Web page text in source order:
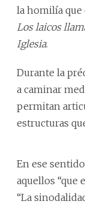
la homilía que
Los laicos
Iglesia.
Durante la
a caminar
permitan
estructuras
En ese
aquellos “que
“La